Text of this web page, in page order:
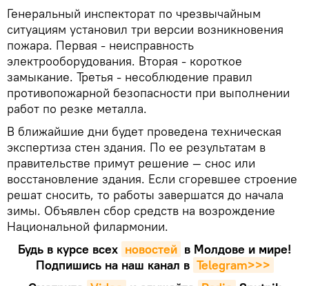
Генеральный инспекторат по чрезвычайным
ситуациям установил три версии возникновения
пожара. Первая - неисправность
электрооборудования. Вторая - короткое
замыкание. Третья - несоблюдение правил
противопожарной безопасности при выполнении
работ по резке металла.
В ближайшие дни будет проведена техническая
экспертиза стен здания. По ее результатам в
правительстве примут решение — снос или
восстановление здания. Если сгоревшее строение
решат сносить, то работы завершатся до начала
зимы. Объявлен сбор средств на возрождение
Национальной филармонии.
Будь в курсе всех новостей в Молдове и мире!
Подпишись на наш канал в Telegram>>>